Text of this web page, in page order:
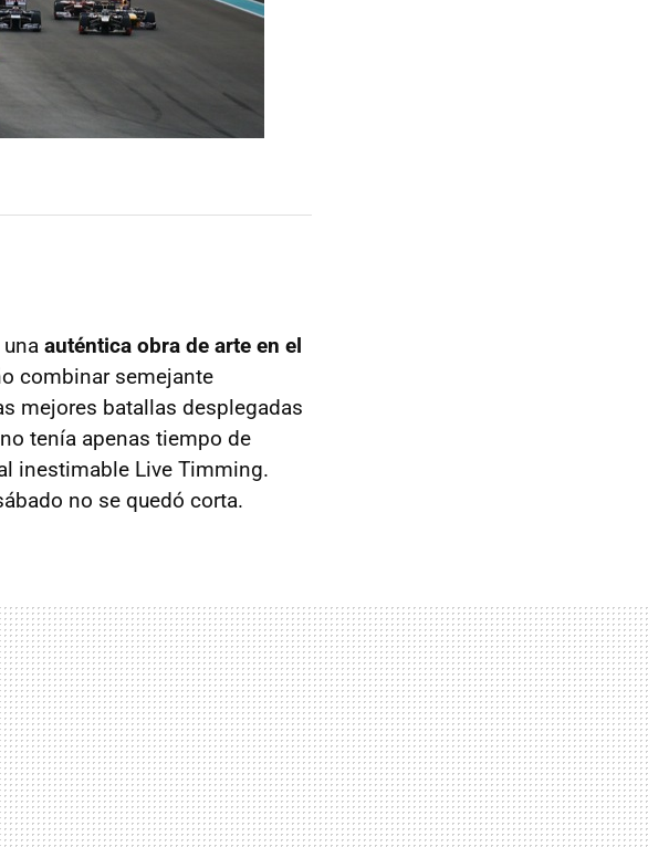
auténtica obra de arte en el
combinar semejante
mejores batallas desplegadas
tenía apenas tiempo de
inestimable Live Timming.
no se quedó corta.